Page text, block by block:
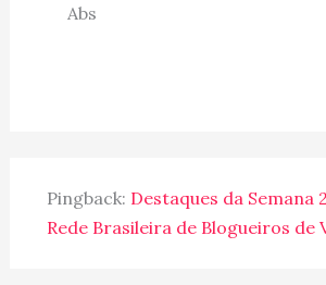
Abs
Pingback: Destaques da Semana
Rede Brasileira de Blogueiros de